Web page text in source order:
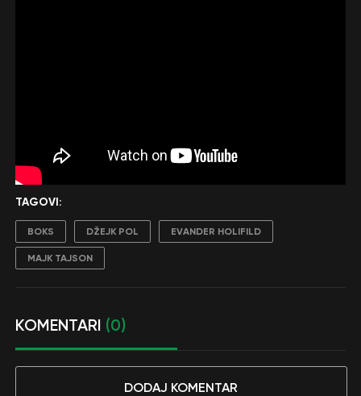
TAGOVI:
BOKS DŽEJK POL EVANDER HOLIFILD
MAJK TAJSON
KOMENTARI (0)
DODAJ KOMENTAR